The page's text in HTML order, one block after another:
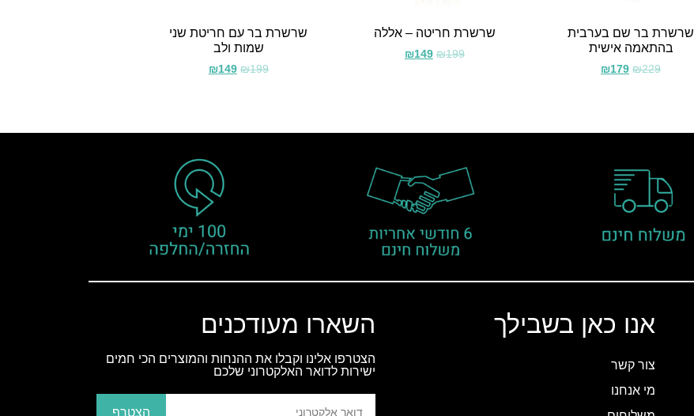
שרשרת בר שם בערבית
בהתאמה אישית
₪229
₪179
שרשרת חריטה – אללה
₪199
₪149
שרשרת בר עם חריטת שני
שמות ולב
₪199
₪149
אנו כאן בשבילך
צור קשר
מי אנחנו
השארו מעודכנים
הצטרפו אלינו וקבלו את ההנחות והמוצרים הכי חמים
ישירות לדואר האלקטרוני שלכם
הצטרף